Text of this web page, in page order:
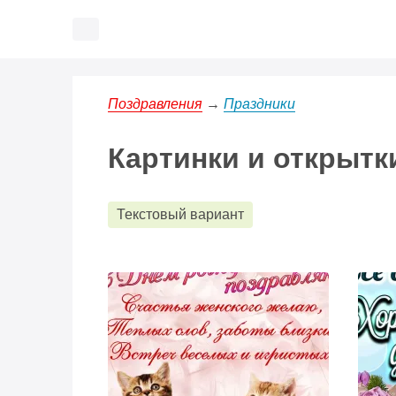
Поздравления → Праздники
Картинки и
Текстовый вариант